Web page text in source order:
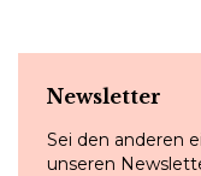
Newsletter
Sei den anderen
unseren